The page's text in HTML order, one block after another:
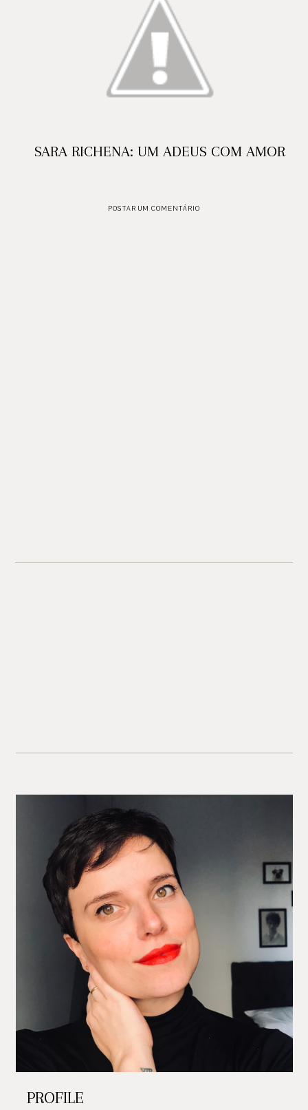
SARA RICHENA: UM ADEUS COM AMOR
POSTAR UM COMENTÁRIO
PROFILE